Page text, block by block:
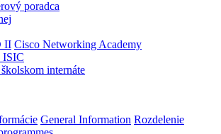
poradca
II Cisco Networking Academy
ISIC
internáte
General Information Rozdelenie